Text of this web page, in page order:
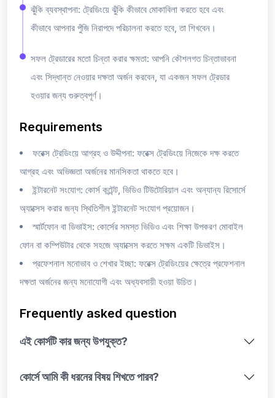
ঝুঁকি ব্যবস্থাপনা: ট্রেডিংয়ে ঝুঁকি কীভাবে মোকাবিলা করতে হবে এবং
কীভাবে আপনার পুঁজি নিরাপদে পরিচালনা করতে হবে, তা শিখবেন।
সফল ট্রেডারের মতো চিন্তা করার ক্ষমতা: আপনি কৌশলগত চিন্তাভাবনা
এবং সিদ্ধান্ত নেওয়ার দক্ষতা অর্জন করবেন, যা একজন সফল ট্রেডার
হওয়ার জন্য গুরুত্বপূর্ণ।
Requirements
ফরেক্স ট্রেডিংয়ে আগ্রহ ও উদ্দীপনা: ফরেক্স ট্রেডিংয়ে নিজেকে দক্ষ করতে
আগ্রহ এবং অভিজ্ঞতা অর্জনের মানসিকতা থাকতে হবে।
ইন্টারনেট সংযোগ: কোর্স কন্টেন্ট, ভিডিও টিউটোরিয়াল এবং অন্যান্য রিসোর্সে
অ্যাক্সেস করার জন্য স্থিতিশীল ইন্টারনেট সংযোগ প্রয়োজন।
স্মার্টফোন বা ডিভাইস: কোর্সের সমস্ত ভিডিও এবং শিক্ষা উপকরণ মোবাইল
ফোন বা কম্পিউটার থেকে সহজে অ্যাক্সেস করতে সক্ষম একটি ডিভাইস।
প্রফেশনাল মনোভাব ও শেখার ইচ্ছা: ফরেক্স ট্রেডিংয়ের ক্ষেত্রে প্রফেশনাল
দক্ষতা অর্জনের জন্য মনোযোগী এবং অধ্যবসায়ী হওয়া উচিত।
Frequently asked question
এই কোর্সটি কার জন্য উপযুক্ত?
কোর্সে আমি কী ধরনের বিষয় শিখতে পারব?